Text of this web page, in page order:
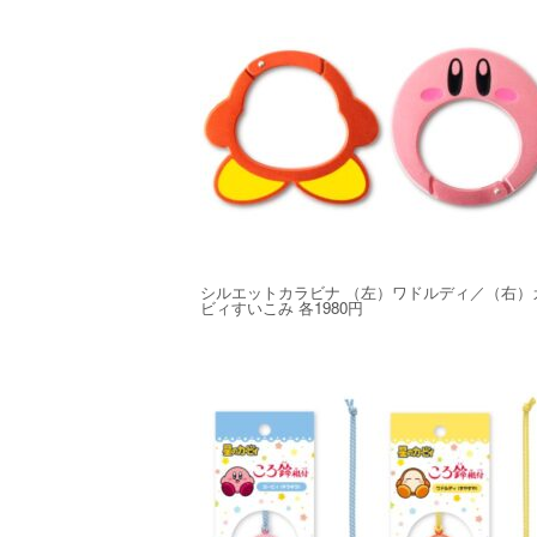
シルエットカラビナ （左）ワドルディ／（右）
ビィすいこみ 各1980円